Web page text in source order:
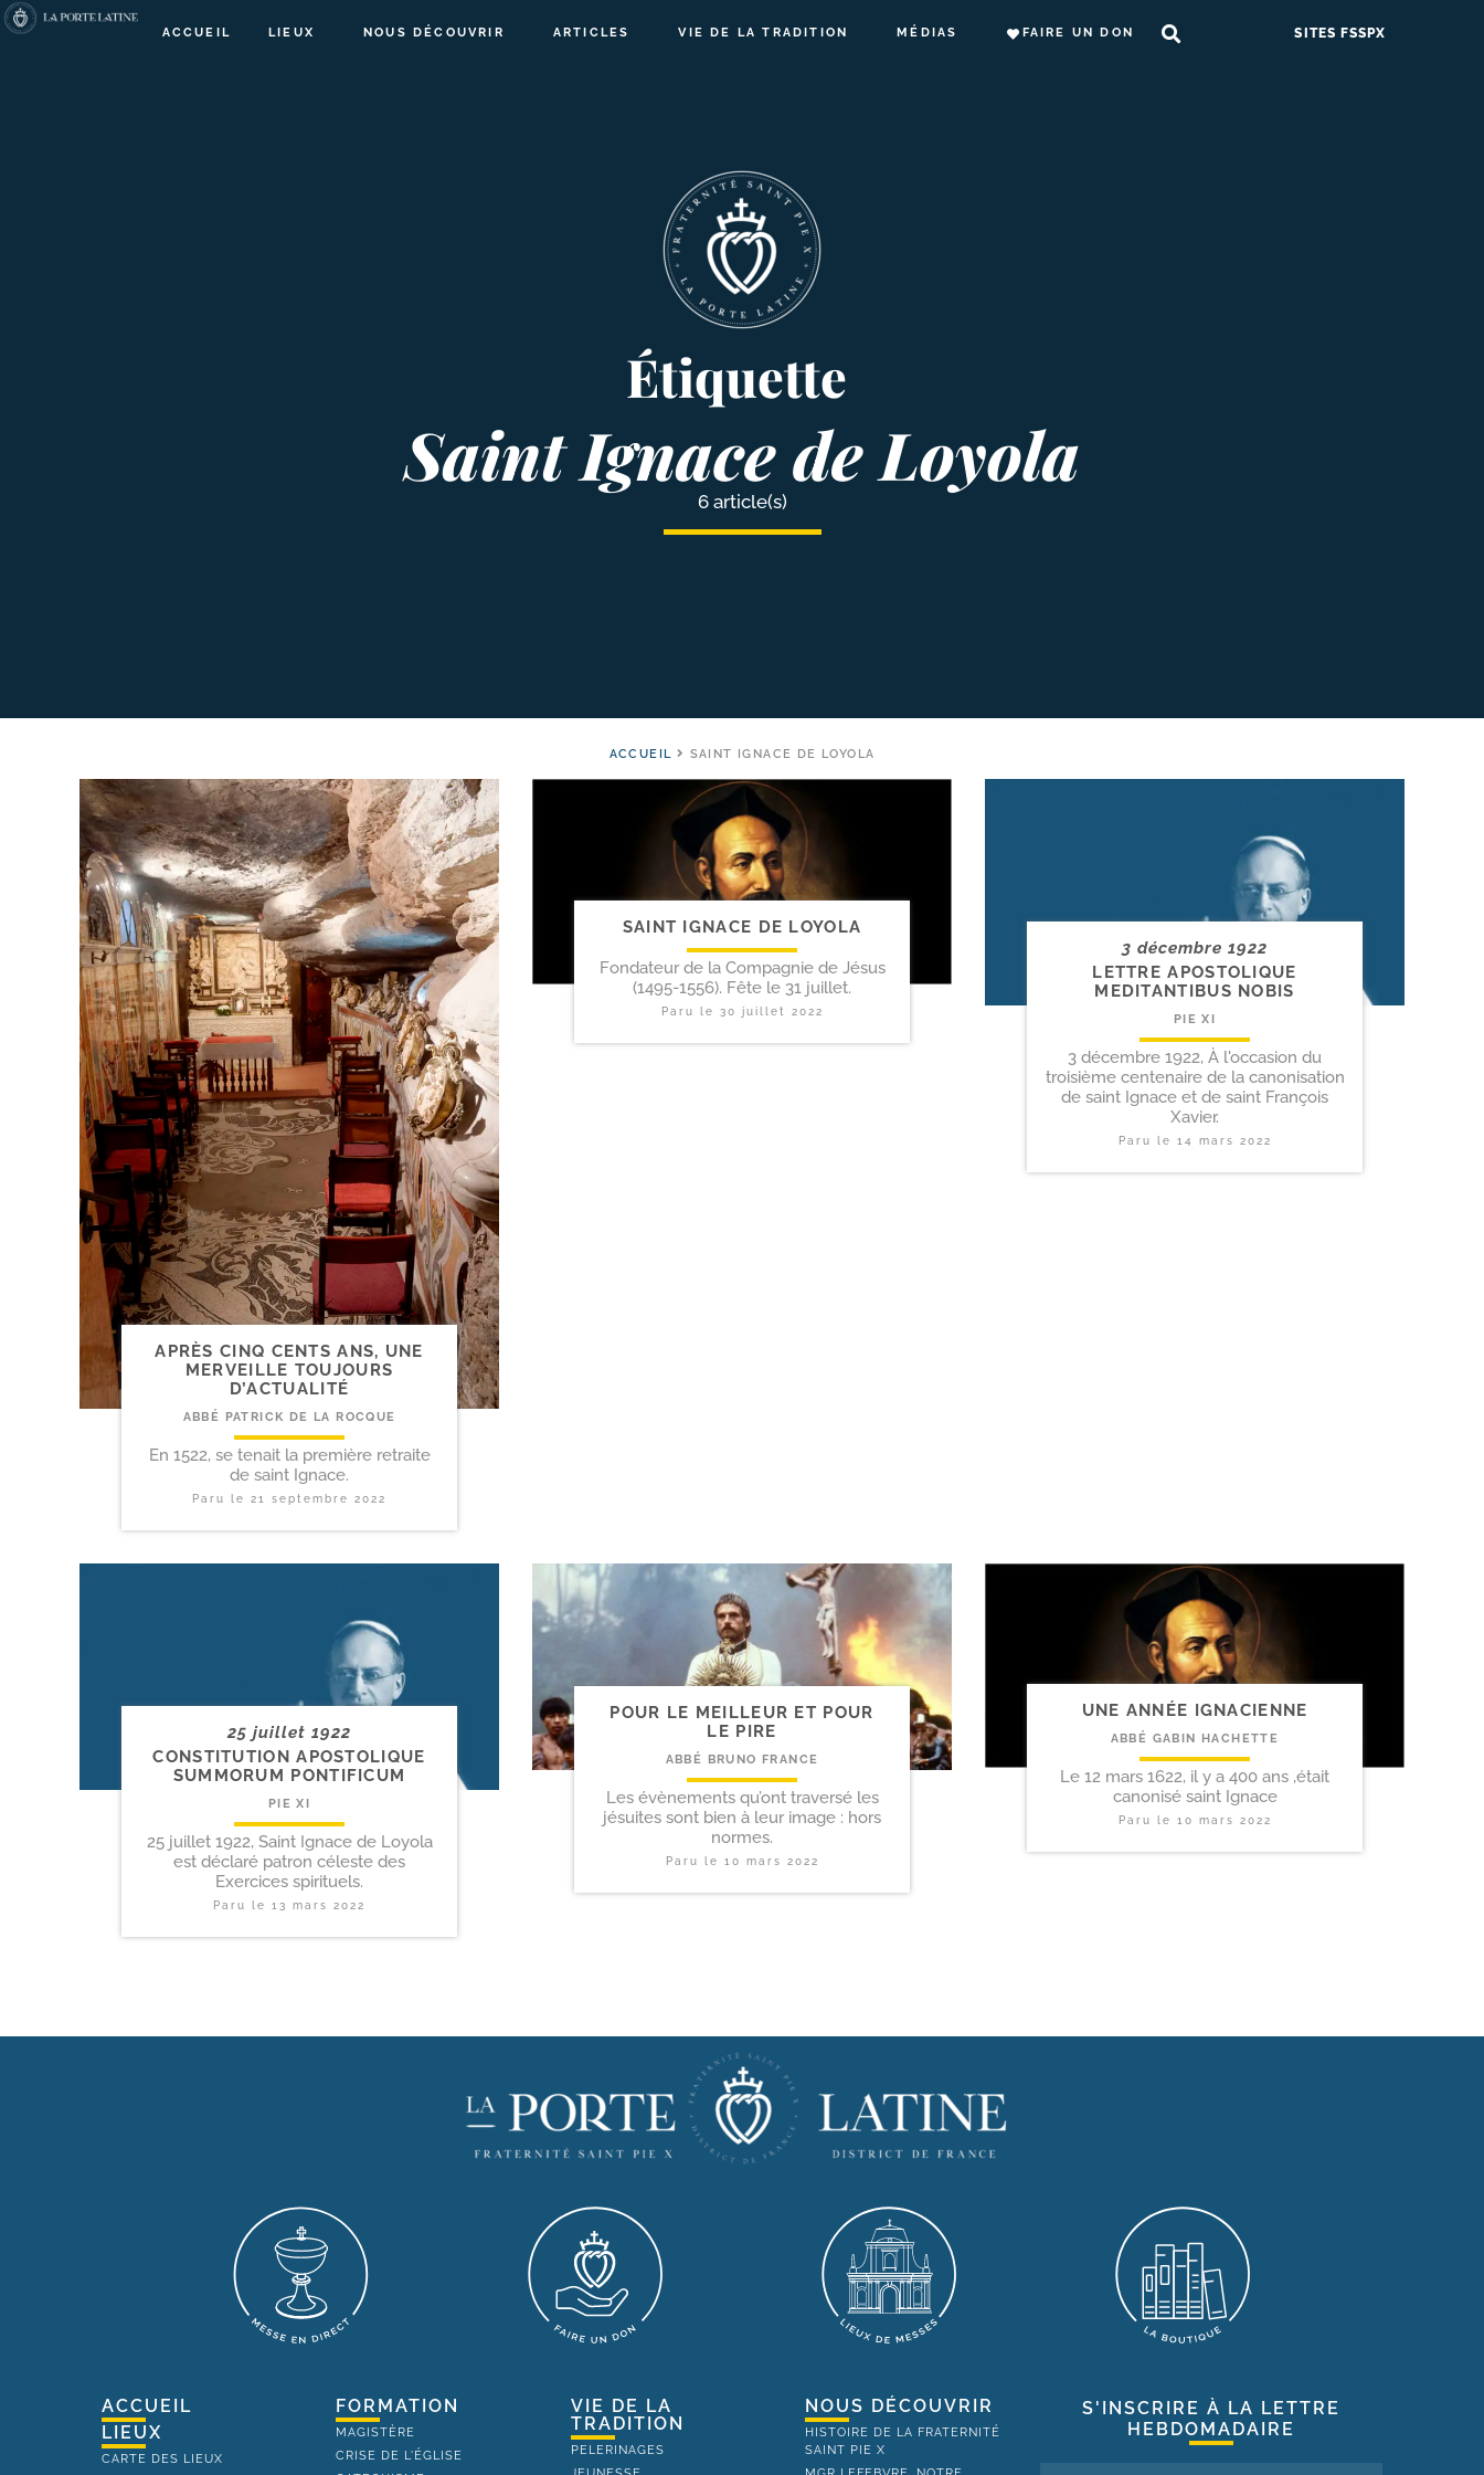
ACCUEIL LIEUX NOUS DÉCOUVRIR ARTICLES VIE DE LA TRADITION MÉDIAS FAIRE UN DON SITES FSSPX
Étiquette
Saint Ignace de Loyola
6 article(s)
ACCUEIL SAINT IGNACE DE LOYOLA
APRÈS CINQ CENTS ANS, UNE
MERVEILLE TOUJOURS
D’ACTUALITÉ
ABBÉ PATRICK DE LA ROCQUE
En 1522, se tenait la première retraite
de saint Ignace.
Paru le 21 septembre 2022
SAINT IGNACE DE LOYOLA
Fondateur de la Compagnie de Jésus
(1495-1556). Fête le 31 juillet.
Paru le 30 juillet 2022
3 décembre 1922
LETTRE APOSTOLIQUE
MEDITANTIBUS NOBIS
PIE XI
3 décembre 1922, À l'occasion du
troisième centenaire de la canonisation
de saint Ignace et de saint François
Xavier.
Paru le 14 mars 2022
25 juillet 1922
CONSTITUTION APOSTOLIQUE
SUMMORUM PONTIFICUM
PIE XI
25 juillet 1922, Saint Ignace de Loyola
est déclaré patron céleste des
Exercices spirituels.
Paru le 13 mars 2022
POUR LE MEILLEUR ET POUR
LE PIRE
ABBÉ BRUNO FRANCE
Les évènements qu’ont traversé les
jésuites sont bien à leur image : hors
normes.
Paru le 10 mars 2022
UNE ANNÉE IGNACIENNE
ABBÉ GABIN HACHETTE
Le 12 mars 1622, il y a 400 ans ,était
canonisé saint Ignace
Paru le 10 mars 2022
ACCUEIL
LIEUX
CARTE DES LIEUX
FORMATION
MAGISTÈRE
CRISE DE L'ÉGLISE
VIE DE LA
TRADITION
PELERINAGES
NOUS DÉCOUVRIR
HISTOIRE DE LA FRATERNITÉ
SAINT PIE X
S'INSCRIRE À LA LETTRE
HEBDOMADAIRE